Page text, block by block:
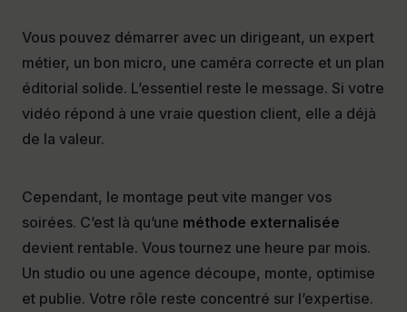
Vous pouvez démarrer avec un dirigeant, un expert
métier, un bon micro, une caméra correcte et un plan
éditorial solide. L’essentiel reste le message. Si votre
vidéo répond à une vraie question client, elle a déjà
de la valeur.
Cependant, le montage peut vite manger vos
soirées. C’est là qu’une méthode externalisée
devient rentable. Vous tournez une heure par mois.
Un studio ou une agence découpe, monte, optimise
et publie. Votre rôle reste concentré sur l’expertise.